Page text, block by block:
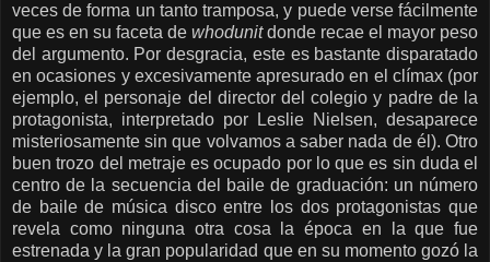
veces de forma un tanto tramposa, y puede verse fácilmente
que es en su faceta de whodunitdonde recae el mayor peso
del argumento. Por desgracia, este es bastante disparatado
en ocasiones y excesivamente apresurado en el clímax (por
ejemplo, el personaje del director del colegio y padre de la
protagonista, interpretado por Leslie Nielsen, desaparece
misteriosamente sin que volvamos a saber nada de él). Otro
buen trozo del metraje es ocupado por lo que es sin duda el
centro de la secuencia del baile de graduación: un número
de baile de música disco entre los dos protagonistas que
revela como ninguna otra cosa la época en la que fue
estrenada y la gran popularidad que en su momento gozó la